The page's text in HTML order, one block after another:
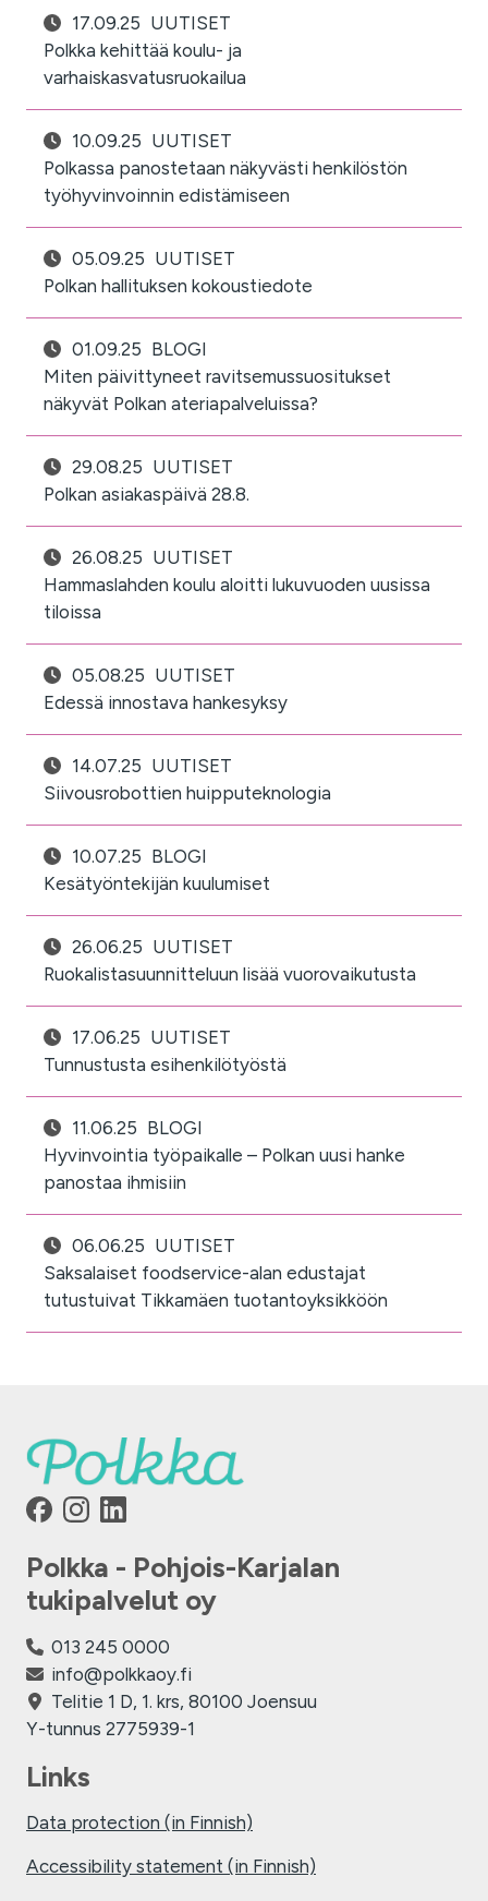
17.09.25 UUTISET
Polkka kehittää koulu- ja
varhaiskasvatusruokailua
10.09.25 UUTISET
Polkassa panostetaan näkyvästi henkilöstön
työhyvinvoinnin edistämiseen
05.09.25 UUTISET
Polkan hallituksen kokoustiedote
01.09.25 BLOGI
Miten päivittyneet ravitsemussuositukset
näkyvät Polkan ateriapalveluissa?
29.08.25 UUTISET
Polkan asiakaspäivä 28.8.
26.08.25 UUTISET
Hammaslahden koulu aloitti lukuvuoden uusissa
tiloissa
05.08.25 UUTISET
Edessä innostava hankesyksy
14.07.25 UUTISET
Siivousrobottien huipputeknologia
10.07.25 BLOGI
Kesätyöntekijän kuulumiset
26.06.25 UUTISET
Ruokalistasuunnitteluun lisää vuorovaikutusta
17.06.25 UUTISET
Tunnustusta esihenkilötyöstä
11.06.25 BLOGI
Hyvinvointia työpaikalle – Polkan uusi hanke
panostaa ihmisiin
06.06.25 UUTISET
Saksalaiset foodservice-alan edustajat
tutustuivat Tikkamäen tuotantoyksikköön
Polkka - Pohjois-Karjalan
tukipalvelut oy
013 245 0000
info@polkkaoy.fi
Telitie 1 D, 1. krs, 80100 Joensuu
Y-tunnus 2775939-1
Links
Data protection (in Finnish)
Accessibility statement (in Finnish)